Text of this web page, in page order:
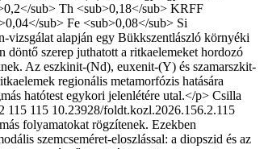
sub> Th <sub>0,18</sub> KRFF
sub> Fe <sub>0,08</sub> Si
vizsgálat alapján egy Bükkszentlászló környéki
döntő szerep juthatott a ritkaelemeket hordozó
Az eszkinit-(Nd), euxenit-(Y) és szamarszkit-
regionális meta­morfózis hatására
hatótest egykori jelenlétére utal.</p> Csilla
2 115 115 10.23928/foldt.kozl.2026.156.2.115
folyamatokat rögzí­te­nek. Ezekben
szemcseméret-eloszlással: a diopszid és az